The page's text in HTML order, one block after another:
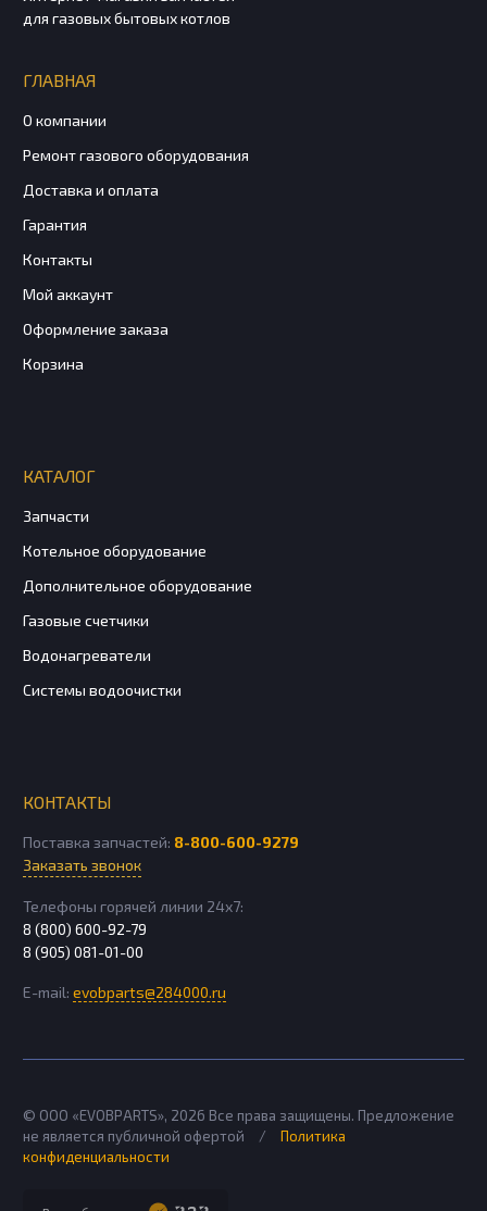
для газовых бытовых котлов
ГЛАВНАЯ
О компании
Ремонт газового оборудования
Доставка и оплата
Гарантия
Контакты
Мой аккаунт
Оформление заказа
Корзина
КАТАЛОГ
Запчасти
Котельное оборудование
Дополнительное оборудование
Газовые счетчики
Водонагреватели
Системы водоочистки
КОНТАКТЫ
Поставка запчастей: 8-800-600-9279
Заказать звонок
Телефоны горячей линии 24х7:
8 (800) 600-92-79
8 (905) 081-01-00
E-mail: evobparts@284000.ru
© ООО «EVOBPARTS», 2026 Все права защищены. Предложение
не является публичной офертой
/
Политика
конфиденциальности